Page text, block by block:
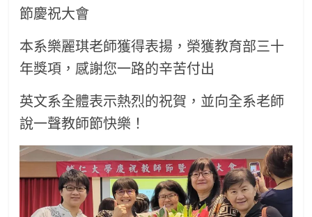
進
修
學
士
班
節慶祝大會
本系樂麗琪老師獲得表揚，榮獲教育部三十
年獎項，感謝您一路的辛苦付出
英文系全體表示熱烈的祝賀，並向全系老師
說一聲教師節快樂！